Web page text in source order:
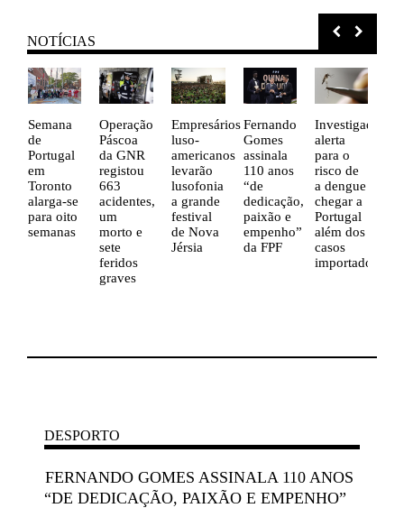
NOTÍCIAS
Semana
de
Portugal
em
Toronto
alarga-se
para oito
semanas
Operação
Páscoa
da GNR
registou
663
acidentes,
um
morto e
sete
feridos
graves
Empresários
luso-
americanos
levarão
lusofonia
a grande
festival
de Nova
Jérsia
Fernando
Gomes
assinala
110 anos
“de
dedicação,
paixão e
empenho”
da FPF
Investigador
alerta
para o
risco de
a dengue
chegar a
Portugal
além dos
casos
importados
DESPORTO
FERNANDO GOMES ASSINALA 110 ANOS
“DE DEDICAÇÃO, PAIXÃO E EMPENHO”